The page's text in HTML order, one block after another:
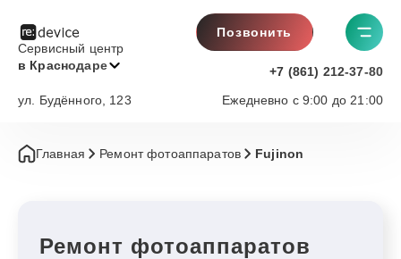
Сервисный центр
в Краснодаре
Позвонить
+7 (861) 212-37-80
Ежедневно с 9:00 до 21:00
ул. Будённого, 123
Главная Ремонт фотоаппаратов Fujinon
Ремонт фотоаппаратов